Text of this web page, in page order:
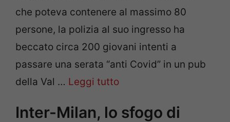
che poteva contenere al massimo 80
persone, la polizia al suo ingresso ha
beccato circa 200 giovani intenti a
passare una serata “anti Covid” in un pub
della Val … Leggi tutto
Inter-Milan, lo sfogo di